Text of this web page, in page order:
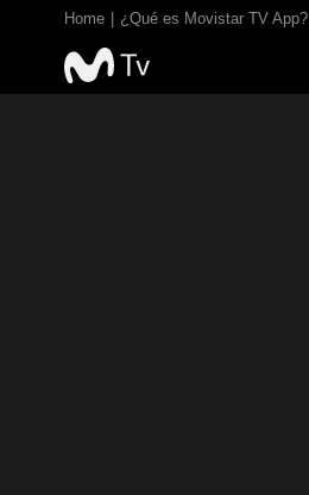
Home ¿Qué es Movistar TV App?